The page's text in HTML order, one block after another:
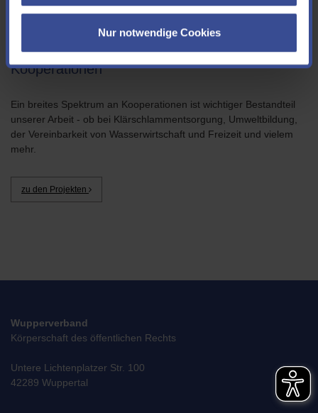
Nur notwendige Cookies
Kooperationen
Ein breites Spektrum an Kooperationen ist wichtiger Bestandteil
unserer Arbeit - ob bei Klärschlammentsorgung, Umweltbildung,
der Vereinbarkeit von Wasserwirtschaft und Freizeit und vielem
mehr.
zu den Projekten
Wupperverband
Körperschaft des öffentlichen Rechts
Untere Lichtenplatzer Str. 100
42289 Wuppertal